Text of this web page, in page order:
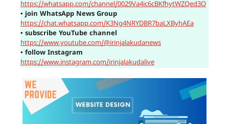
https://whatsapp.com/channel/0029Va4ic6cBKfhytWZQed3O
▪join WhatsApp News Group
https://chat.whatsapp.com/K3Ng4NRYDBR7baLXByhAEa
▪ subscribe YouTube channel
https://www.youtube.com/@irinjalakudanews
▪ follow Instagram
https://www.instagram.com/irinjalakudalive